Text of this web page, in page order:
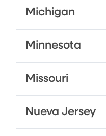
Michigan
Minnesota
Missouri
Nueva Jersey